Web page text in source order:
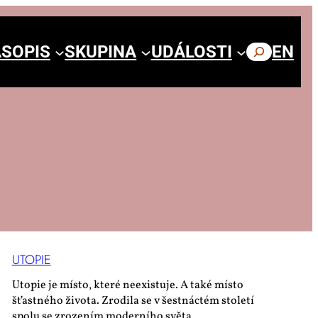
SKUPINA UDÁLOSTI HLEDAT
EN
UTO­PIE
Utopie je místo, které neexistuje. A také místo
šťastného života. Zrodila se v šestnáctém století